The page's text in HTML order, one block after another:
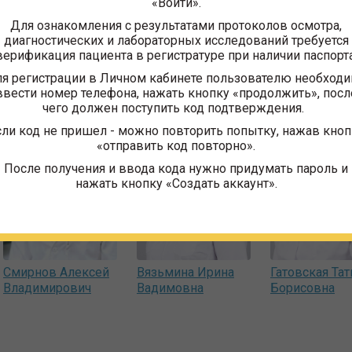
Смирнов Алексей
Владимирович
Вязьмина Ирина
Вадимовна
Гатовская
Борисовна
Для ознакомления с результатами протоколов осмотра,
диагностических и лабораторных исследований требуется
пациента в регистратуре при наличии
регистрации в Личном кабинете пользователю
номер телефона, нажать кнопку «продолжить»,
чего должен поступить код подтверждения.
код не пришел - можно повторить попытку, нажав
«отправить код повторно».
После получения и ввода кода нужно придумать пароль и
нажать кнопку «Создать аккаунт».